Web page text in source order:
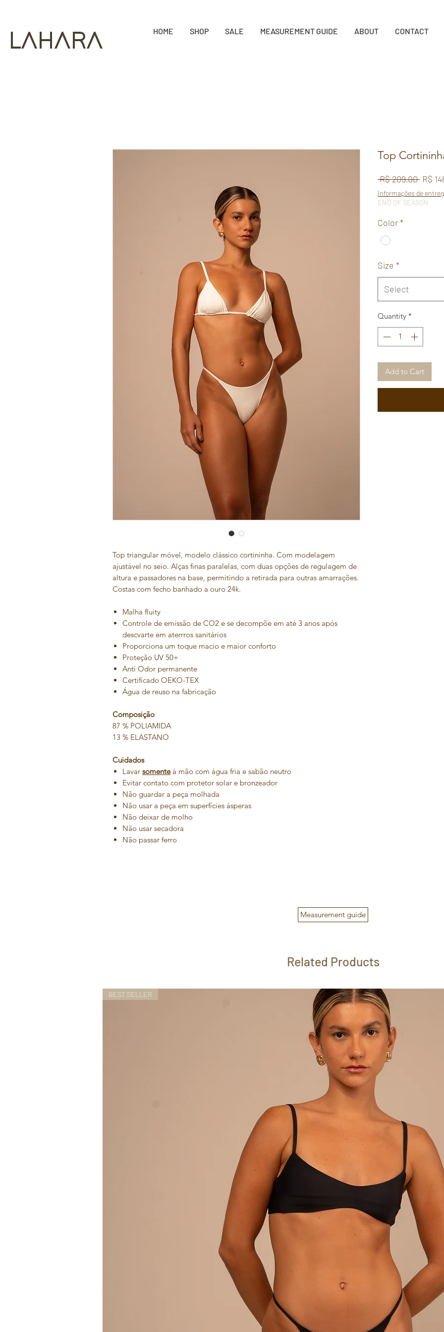
LAHARA HOME SHOP SALE MEASUREMENT GUIDE ABOUT CONTACT
Top triangular móvel, modelo clássico cortininha. Com modelagem
ajustável no seio. Alças finas paralelas, com duas opções de regulagem de
altura e passadores na base, permitindo a retirada para outras amarrações.
Costas com fecho banhado a ouro 24k.
Malha fluity
Controle de emissão de CO2 e se decompõe em até 3 anos após
descvarte em aterrros sanitários
Proporciona um toque macio e maior conforto
Proteção UV 50+
Anti Odor permanente
Certificado OEKO-TEX
Água de reuso na fabricação
Composição
87 % POLIAMIDA
13 % ELASTANO
Cuidados
Lavar somente à mão com água fria e sabão neutro
Evitar contato com protetor solar e bronzeador
Não guardar a peça molhada
Não usar a peça em superfícies ásperas
Não deixar de molho
Não usar secadora
Não passar ferro
Top
R$ 209,00
Price
R$
Informações de
END OF SEASON
Color*
Size *
Select
Quantity *
Add to Cart
Measurement guide
Related Products
BEST SELLER